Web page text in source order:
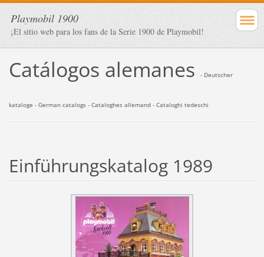
Playmobil 1900
¡El sitio web para los fans de la Serie 1900 de Playmobil!
Catálogos alemanes - Deutscher
kataloge - German catalogs - Cataloghes allemand - Cataloghi tedeschi
Einführungskatalog 1989